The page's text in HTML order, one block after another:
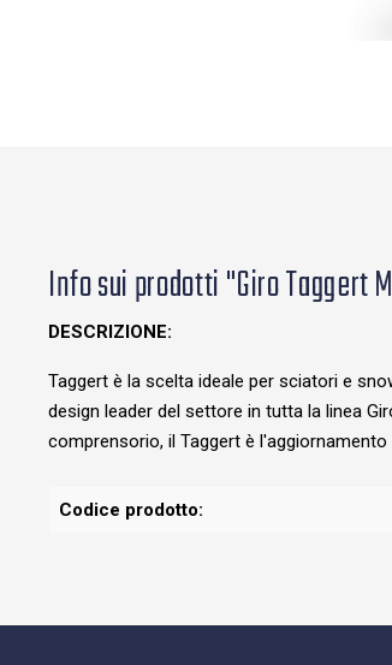
Info sui prodotti "Giro Taggert
DESCRIZIONE:
Taggert è la scelta ideale per sciatori e
design leader del settore in tutta la linea
comprensorio, il Taggert è
Codice prodotto: